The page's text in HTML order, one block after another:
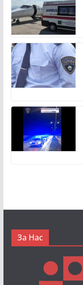
За Нас